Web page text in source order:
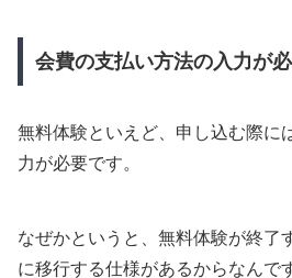
会費の支払い方法の入力が
無料体験といえど、申し込む際に
力が必要です。
なぜかというと、無料体験が終了
に移行する仕様があるからなんで